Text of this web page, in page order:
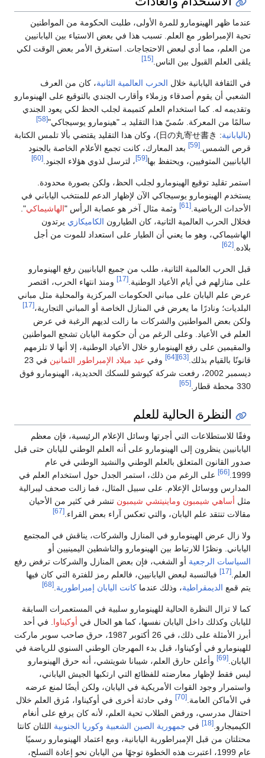
عندما ظهر الهينومارو للمرة الأولى، طلبت الحكومة من المواطنين
تحية الإمبراطور مع العلم. تسبب هذا في بعض الاستياء بين اليابانيين
من العلم، مما أدي لبعض الاحتجاجات. استغرق الأمر بعض الوقت لكي
يلقى العلم القبول بين الناس. [15]
في الثقافة اليابانية خلال الحرب العالمية الثانية، كان من العرف
الشعبي أن يقوم أصدقاء وزملاء وأقارب الجندي بالتوقيع على الهينومارو
وتقديمه له. كما استخدام العلم كتميمة لجلب الحظ لكي يعود الجندي
سالمًا من المعركة. سُميّ هذا التقليد بـ "هينومارو يوسيجاكي"[58]
(باليابانية
: 日の丸寄せ書き)، وكان هذا التقليد يقتضي بألا تلمس الكتابة
قرص الشمس. [59]
بعد المعارك، كانت تجمع الأعلام الخاصة بالجنود
اليابانيين المتوفيين، ويحتفظ بها[59] ، لترسل لذوي هؤلاء الجنود. [60]
استمر تقليد توقيع الهينومارو لجلب الحظ، ولكن بصورة محدودة.
يستخدم الهينومارو يوسيجاكي الآن لإظهار الدعم للمنتخب الياباني في
الأحداث الرياضية. [61] وثمة مثال آخر هو عصابة الرأس "الهاشيماكي".
فخلال الحرب العالمية الثانية، كان الطيارون الكاميكازي يرتدون
الهاشيماكي، وهو ما يعني أن الطيار على استعداد للموت من أجل
بلاده. [62]
قبل الحرب العالمية الثانية، طلب من جميع اليابانيين رفع الهينومارو
على منازلهم في أيام الأعياد الوطنية. [17]
ومنذ انتهاء الحرب، اقتصر
عرض علم اليابان على مباني الحكومات المركزية والمحلية مثل مباني
البلديات؛ ونادرًا ما يعرض في المنازل الخاصة أو المباني التجارية،[17]
ولكن بعض المواطنين والشركات ما زالت لديهم الرغبة في عرض
العلم في الأعياد. وعلى الرغم من أن حكومة اليابان تشجع المواطنين
والمقيمين على رفع الهينومارو خلال الأعياد الوطنية، إلا أنها لا تلزمهم
قانونًا بالقيام بذلك. [63]
[64] وفي عيد ميلاد الإمبراطور الثمانين
في 23
ديسمبر 2002، رفعت شركة كيوشو للسكك الحديدية، الهينومارو فوق
330 محطة قطار.
[65]
النظرة الحالية للعلم
وفقًا للاستطلاعات التي أجرتها وسائل الإعلام الرئيسية، فإن معظم
اليابانيين ينظرون إلى الهينومارو على أنه العلم الوطني لليابان حتى قبل
صدور القانون المتعلق بالعلم الوطني والنشيد الوطني في عام
1999.
[66]
على الرغم من ذلك، استمر الجدل حول استخدام العلم في
المدارس ووسائل الإعلام. على سبيل المثال، فما زالت صحف ليبرالية
مثل أساهي شيمبون وماينيتشي شيمبون تنشر في كثير من الأحيان
مقالات تنتقد علم اليابان، والتي تعكس آراء بعض القراء. [67]
ولا زال عرض الهينومارو في المنازل والشركات، يناقش في المجتمع
الياباني. ونظرًا للارتباط بين الهينومارو والناشطين اليمينيين أو
السياسات الرجعية أو الشغب، فإن بعض المنازل والشركات ترفض رفع
العلم. [17]
فبالنسبة لبعض اليابانيين، فالعلم رمز للفترة التي كان فيها
يتم قمع الديمقراطية، وذلك عندما كانت اليابان إمبراطورية [68]
كما لا تزال النظرة الحالية للهينومارو سلبية في المستعمرات السابقة
لليابان وكذلك داخل اليابان نفسها، كما هو الحال في أوكيناوا . في أحد
أبرز الأمثلة على ذلك، في 26 أكتوبر 1987، حرق صاحب سوبر ماركت
للهينومارو في أوكيناوا، قبل بدء المهرجان الوطني السنوي للرياضة في
اليابان. [69]
وأعلن حارق العلم، شيبانا شويتشي، أنه حرق الهينومارو
ليس فقط لإظهار معارضته للفظائع التي ارتكبها الجيش الياباني،
واستمرار وجود القوات الأمريكية في اليابان، ولكن أيضًا لمنع عرضه
في الأماكن العامة. [70]
وفي حادثة أخرى في أوكيناوا، مُزق العلم خلال
احتفال مدرسي، ورفض الطلاب تحية العلم، لأنه كان يرفع على أنغام
الكيميجارو. [18] في جمهورية الصين الشعبية وكوريا الجنوبية اللتان كانتا
محتلتان من قبل الإمبراطورية اليابانية، ومع اعتماد الهينومارو رسميًا
عام 1999، اعتبرت هذه الخطوة توجهًا من اليابان نحو إعادة التسلح،